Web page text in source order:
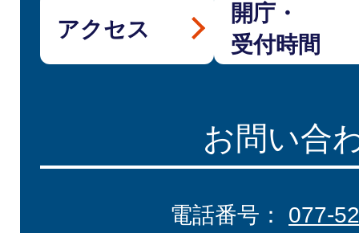
アクセス
開庁・
受付時間
お問い合
電話番号： 077-